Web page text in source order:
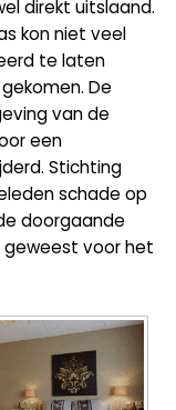
direkt uitslaand.
kon niet veel
te laten
De
van de
een
Stichting
schade op
doorgaande
geweest voor het